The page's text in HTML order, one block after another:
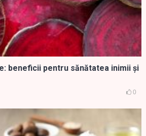
beneficii pentru sănătatea inimii și
0